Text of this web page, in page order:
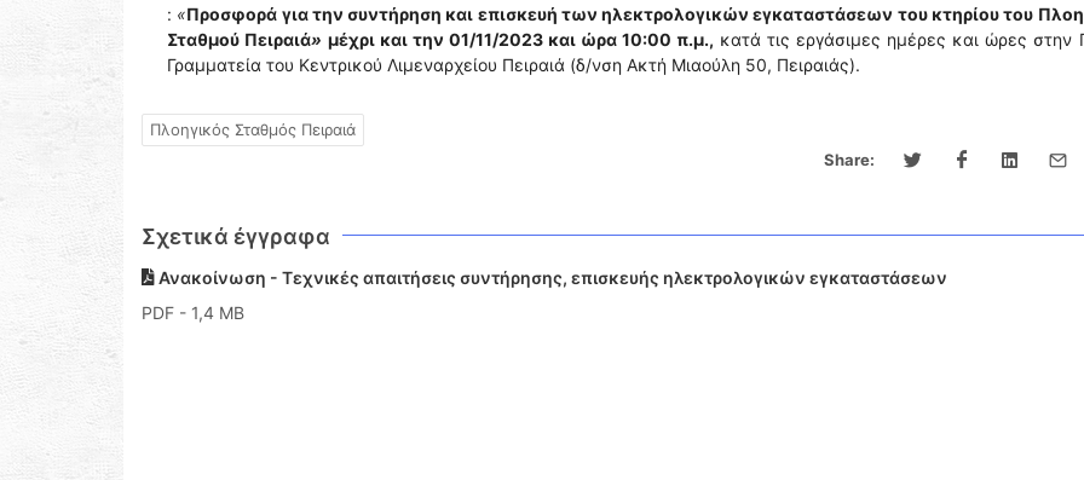
: «Προσφορά για την συντήρηση και επισκευή των ηλεκτρολογικών εγκαταστάσεων του κτηρίου του
Σταθμού Πειραιά» μέχρι και την 01/11/2023 και ώρα 10:00 π.μ., κατά τις εργάσιμες ημέρες και ώρες στην
Γραμματεία του Κεντρικού Λιμεναρχείου Πειραιά (δ/νση Ακτή Μιαούλη 50, Πειραιάς).
Πλοηγικός Σταθμός Πειραιά
Share:
Σχετικά έγγραφα
Ανακοίνωση - Τεχνικές απαιτήσεις συντήρησης, επισκευής ηλεκτρολογικών εγκαταστάσεων
PDF - 1,4 MB